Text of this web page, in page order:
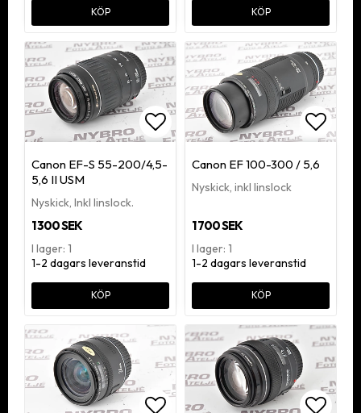
KÖP KÖP
Canon EF-S 55-200/4,5-
5,6 II USM
Nyskick, Inkl linslock.
1 300 SEK
I lager: 1
1-2 dagars leveranstid
KÖP
Canon EF 100-300 / 5,6
Nyskick, inkl linslock
1 700 SEK
I lager: 1
1-2 dagars leveranstid
KÖP